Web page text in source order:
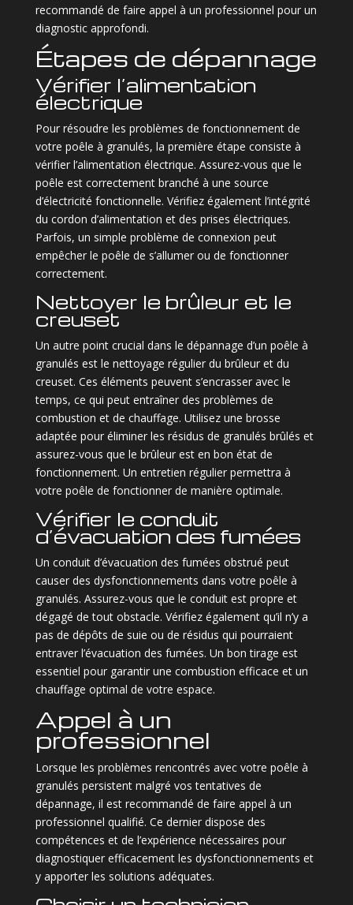
recommandé de faire appel à un professionnel pour un
diagnostic approfondi.
Étapes de dépannage
Vérifier l’alimentation
électrique
Pour résoudre les problèmes de fonctionnement de
votre poêle à granulés, la première étape consiste à
vérifier l’alimentation électrique. Assurez-vous que le
poêle est correctement branché à une source
d’électricité fonctionnelle. Vérifiez également l’intégrité
du cordon d’alimentation et des prises électriques.
Parfois, un simple problème de connexion peut
empêcher le poêle de s’allumer ou de fonctionner
correctement.
Nettoyer le brûleur et le
creuset
Un autre point crucial dans le dépannage d’un poêle à
granulés est le nettoyage régulier du brûleur et du
creuset. Ces éléments peuvent s’encrasser avec le
temps, ce qui peut entraîner des problèmes de
combustion et de chauffage. Utilisez une brosse
adaptée pour éliminer les résidus de granulés brûlés et
assurez-vous que le brûleur est en bon état de
fonctionnement. Un entretien régulier permettra à
votre poêle de fonctionner de manière optimale.
Vérifier le conduit
d’évacuation des fumées
Un conduit d’évacuation des fumées obstrué peut
causer des dysfonctionnements dans votre poêle à
granulés. Assurez-vous que le conduit est propre et
dégagé de tout obstacle. Vérifiez également qu’il n’y a
pas de dépôts de suie ou de résidus qui pourraient
entraver l’évacuation des fumées. Un bon tirage est
essentiel pour garantir une combustion efficace et un
chauffage optimal de votre espace.
Appel à un
professionnel
Lorsque les problèmes rencontrés avec votre poêle à
granulés persistent malgré vos tentatives de
dépannage, il est recommandé de faire appel à un
professionnel qualifié. Ce dernier dispose des
compétences et de l’expérience nécessaires pour
diagnostiquer efficacement les dysfonctionnements et
y apporter les solutions adéquates.